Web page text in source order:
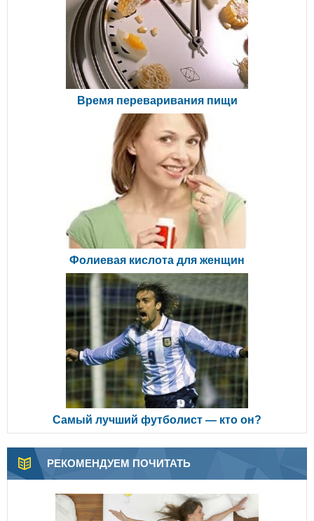
Время переваривания пищи
Фолиевая кислота для женщин
Самый лучший футболист — кто он?
РЕКОМЕНДУЕМ ПОЧИТАТЬ